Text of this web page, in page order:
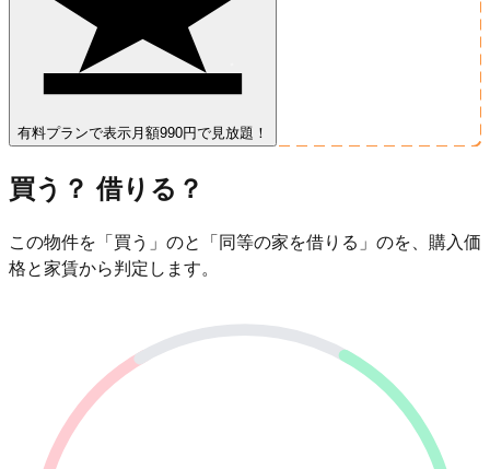
有料プランで表示 月額990円で見放題！
買う？ 借りる？
この物件を「買う」のと「同等の家を借りる」のを、購入価
格と家賃から判定します。